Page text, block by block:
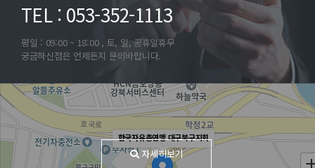
TEL : 053-352-1113
평일 : 09:00 ~ 18:00 , 토, 일, 공휴일휴무
궁금하신점은 언제든지 문의바랍니다.
한국자유총연맹 대구북구지회
자세히보기